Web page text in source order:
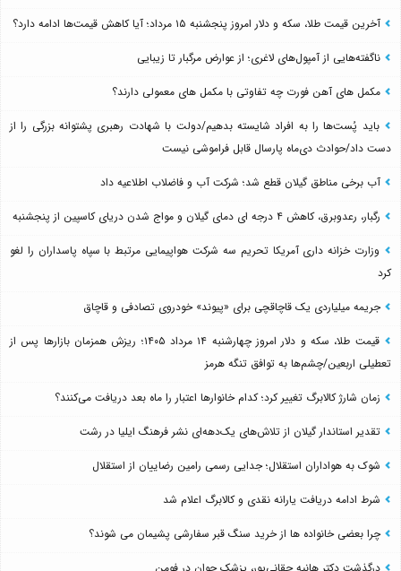
آخرین قیمت طلا، سکه و دلار امروز پنجشنبه ۱۵ مرداد؛ آیا کاهش قیمت‌ها ادامه دارد؟
ناگفته‌هایی از آمپول‌های لاغری؛ از عوارض مرگبار تا زیبایی
مکمل های آهن فورت چه تفاوتی با مکمل های معمولی دارند؟
باید پُست‌ها را به افراد شایسته بدهیم/دولت با شهادت رهبری پشتوانه بزرگی را از
دست داد/حوادث دی‌ماه پارسال قابل فراموشی نیست
آب برخی مناطق گیلان قطع شد؛ شرکت آب و فاضلاب اطلاعیه داد
رگبار، رعدوبرق، کاهش ۴ درجه ای دمای گیلان و مواج شدن دریای کاسپین از پنجشنبه
وزارت خزانه داری آمریکا تحریم سه شرکت هواپیمایی مرتبط با سپاه پاسداران را لغو
کرد
جریمه میلیاردی یک قاچاقچی برای «پیوند» خودروی تصادفی و قاچاق
قیمت طلا، سکه و دلار امروز چهارشنبه ۱۴ مرداد ۱۴۰۵؛ ریزش همزمان بازارها پس از
تعطیلی اربعین/چشم‌ها به توافق تنگه هرمز
زمان شارژ کالابرگ تغییر کرد؛ کدام خانوارها اعتبار را ماه بعد دریافت می‌کنند؟
تقدیر استاندار گیلان از تلاش‌های یک‌دهه‌ای نشر فرهنگ ایلیا در رشت
شوک به هواداران استقلال؛ جدایی رسمی رامین رضاییان از استقلال
شرط ادامه دریافت یارانه نقدی و کالابرگ اعلام شد
چرا بعضی خانواده ها از خرید سنگ قبر سفارشی پشیمان می شوند؟